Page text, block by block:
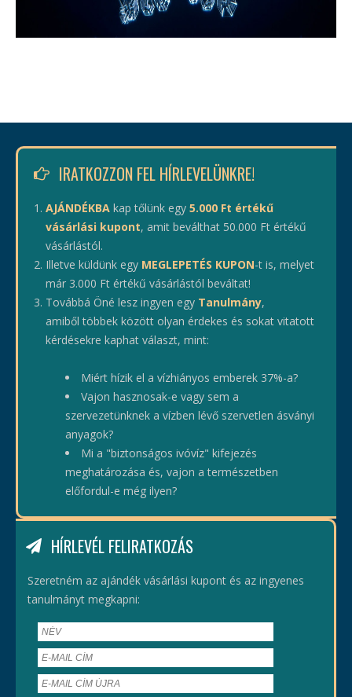
IRATKOZZON FEL HÍRLEVELÜNKRE!
AJÁNDÉKBA kap tőlünk egy 5.000 Ft értékű
vásárlási kupont, amit beválthat 50.000 Ft értékű
vásárlástól.
Illetve küldünk egy MEGLEPETÉS KUPON-t is, melyet
már 3.000 Ft értékű vásárlástól beváltat!
Továbbá Öné lesz ingyen egy Tanulmány,
amiből többek között olyan érdekes és sokat vitatott
kérdésekre kaphat választ, mint:
Miért hízik el a vízhiányos emberek 37%-a?
Vajon hasznosak-e vagy sem a
szervezetünknek a vízben lévő szervetlen ásványi
anyagok?
Mi a "biztonságos ivóvíz" kifejezés
meghatározása és, vajon a természetben
előfordul-e még ilyen?
HÍRLEVÉL FELIRATKOZÁS
Szeretném az ajándék vásárlási kupont és az ingyenes
tanulmányt megkapni: